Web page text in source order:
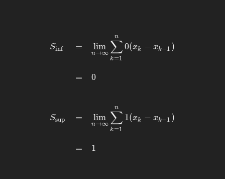
\begin{array}{llllll} \displaystyle
S_{\mathrm{inf}}&=&\displaystyle
\lim_{n\to\infty}
\sum_{k=1}^{n}0(x_{k}-x_{k-1})
\\ \\ &=&0 \\ \\ \\
\sum_{k=1}^{n}1(x_{k}-x_{k-1})
\\ \\ &=&1 \end{array}
Sinf
Ssup
=
=
=
=
n→∞
lim
k=1
∑
n
0(xk − xk−1 )
0
n→∞
lim
k=1
∑
n
1(xk − xk−1 )
1